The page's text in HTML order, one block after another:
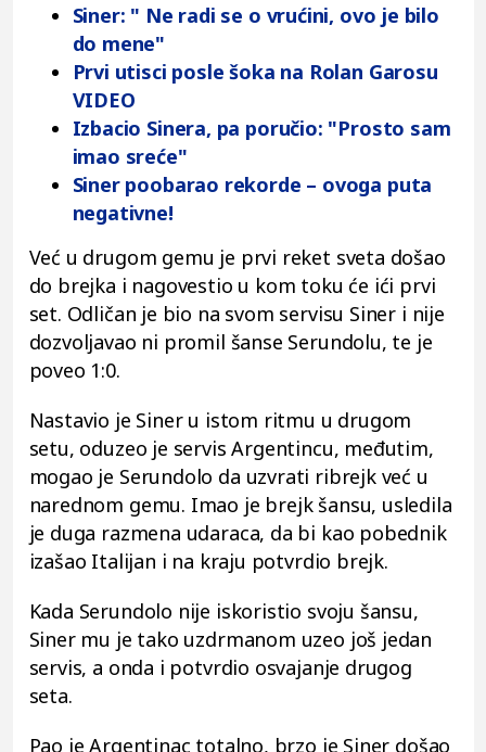
Siner: " Ne radi se o vrućini, ovo je bilo
do mene"
Prvi utisci posle šoka na Rolan Garosu
VIDEO
Izbacio Sinera, pa poručio: "Prosto sam
imao sreće"
Siner poobarao rekorde – ovoga puta
negativne!
Već u drugom gemu je prvi reket sveta došao
do brejka i nagovestio u kom toku će ići prvi
set. Odličan je bio na svom servisu Siner i nije
dozvoljavao ni promil šanse Serundolu, te je
poveo 1:0.
Nastavio je Siner u istom ritmu u drugom
setu, oduzeo je servis Argentincu, međutim,
mogao je Serundolo da uzvrati ribrejk već u
narednom gemu. Imao je brejk šansu, usledila
je duga razmena udaraca, da bi kao pobednik
izašao Italijan i na kraju potvrdio brejk.
Kada Serundolo nije iskoristio svoju šansu,
Siner mu je tako uzdrmanom uzeo još jedan
servis, a onda i potvrdio osvajanje drugog
seta.
Pao je Argentinac totalno, brzo je Siner došao